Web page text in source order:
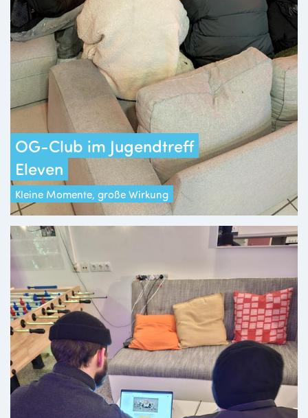
OG-Club im Jugendtreff
Eleven
Kleine Momente, große Wirkung